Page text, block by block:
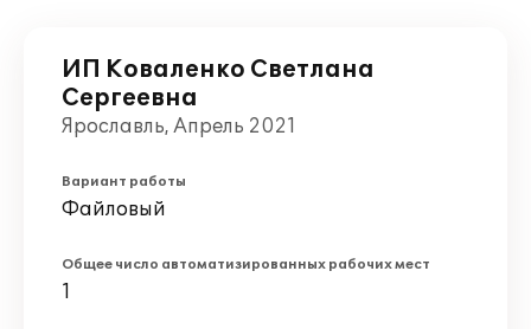
ИП Коваленко Светлана
Сергеевна
Ярославль, Апрель 2021
Вариант работы
Файловый
Общее число автоматизированных рабочих мест
1